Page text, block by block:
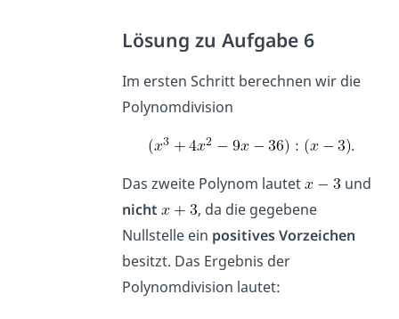
Lösung zu Aufgabe 6
Im ersten Schritt berechnen wir die
Polynomdivision
.
Das zweite Polynom lautet
und
nicht
, da die gegebene
Nullstelle ein positives Vorzeichen
besitzt. Das Ergebnis der
Polynomdivision lautet: